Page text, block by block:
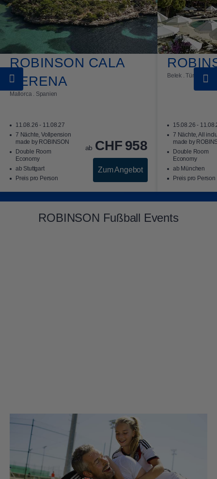
ROBINSON CALA
SERENA
Mallorca . Spanien
11.08.26 - 11.08.27
7 Nächte, Vollpension
made by ROBINSON
Double Room
Economy
ab Stuttgart
Preis pro Person
ab CHF 958
Zum Angebot
Belek . Türkei
15.08.26 -
7 Nächte, All
made by
Double Room
Economy
ab München
Preis pro Person
ROBINSON Fußball Events